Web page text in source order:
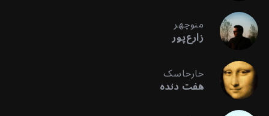
منوچهر
زارع‌پور
خارخاسک
هفت دنده